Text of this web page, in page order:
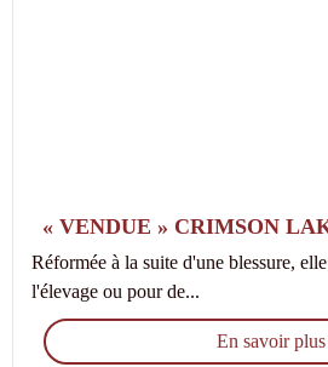
« VENDUE » CRIMSON
Réformée à la suite d'une blessure,
l'élevage ou pour de...
En savoir plus